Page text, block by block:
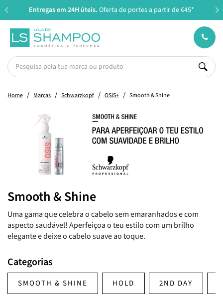
Entregas em 24H úteis. Oferta de portes a partir de €45*
Home Marcas Schwarzkopf OSiS+ Smooth & Shine
Smooth & Shine
Uma gama que celebra o cabelo sem emaranhados e com
aspecto saudável! Aperfeiçoa o teu estilo com um brilho
elegante e deixe o cabelo suave ao toque.
Categorias
SMOOTH & SHINE HOLD 2ND DAY